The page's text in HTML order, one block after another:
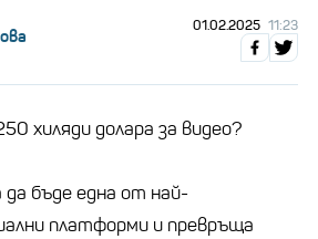
01.02.2025 11:23
хиляди долара за видео?
да бъде една от най-
платформи и превръща